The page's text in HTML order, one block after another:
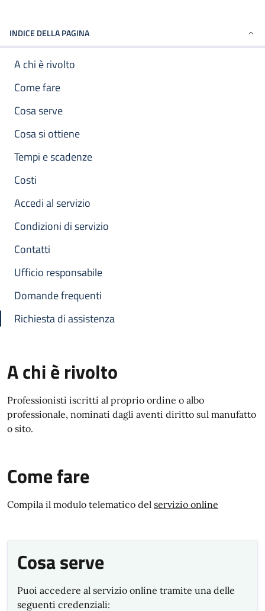
INDICE DELLA PAGINA
A chi è rivolto
Come fare
Cosa serve
Cosa si ottiene
Tempi e scadenze
Costi
Accedi al servizio
Condizioni di servizio
Contatti
Ufficio responsabile
Domande frequenti
Richiesta di assistenza
A chi è rivolto
Professionisti iscritti al proprio ordine o albo
professionale, nominati dagli aventi diritto sul manufatto
o sito.
Come fare
Compila il modulo telematico del servizio online
Cosa serve
Puoi accedere al servizio online tramite una delle
seguenti credenziali: